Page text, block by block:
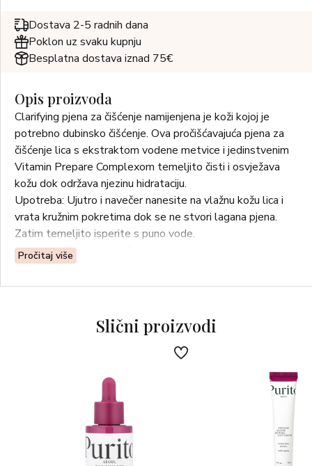
Dostava 2-5 radnih dana
Poklon uz svaku kupnju
Besplatna dostava iznad 75€
Opis proizvoda
Clarifying pjena za čišćenje namijenjena je koži kojoj je
potrebno dubinsko čišćenje. Ova pročišćavajuća pjena za
čišćenje lica s ekstraktom vodene metvice i jedinstvenim
Vitamin Prepare Complexom temeljito čisti i osvježava
kožu dok održava njezinu hidrataciju.
Upotreba: Ujutro i navečer nanesite na vlažnu kožu lica i
vrata kružnim pokretima dok se ne stvori lagana pjena.
Zatim temeljito isperite s puno vode.
Normalna do masna koža
Pročitaj više
Slični proizvodi